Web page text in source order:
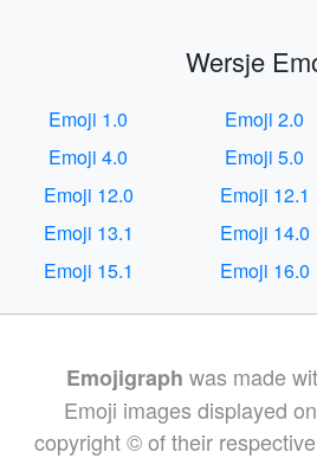
Wersje
Emoji 1.0 Emoji 2.0
Emoji 4.0
Emoji 5.0
Emoji 12.0
Emoji 12.1
Emoji 13.1
Emoji 14.0
Emoji 15.1
Emoji 16.0
Emojigraph was made
Emoji images displayed
copyright © of their